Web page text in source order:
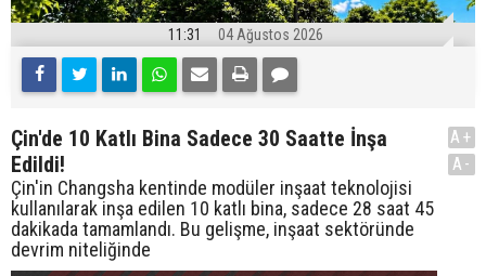
11:31 04 Ağustos 2026
Çin'de 10 Katlı Bina Sadece 30 Saatte İnşa
Edildi!
Çin'in Changsha kentinde modüler inşaat teknolojisi
kullanılarak inşa edilen 10 katlı bina, sadece 28 saat 45
dakikada tamamlandı. Bu gelişme, inşaat sektöründe
devrim niteliğinde
A+
A-